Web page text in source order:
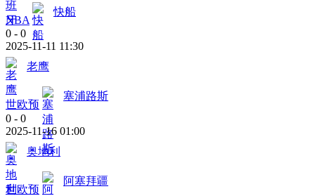
NBA
快船
0 - 0
2025-11-11 11:30
老鹰
世欧预
塞浦路斯
0 - 0
2025-11-16 01:00
奥地利
世欧预
阿塞拜疆